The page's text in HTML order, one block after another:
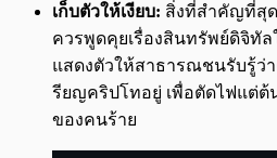
เก็บตัวให้เงียบ: สิ่งที่สำคัญที่สุ
ควรพูดคุยเรื่องสินทรัพย์ดิจิทั
แสดงตัวให้สาธารณชนรับรู้ว่
รียญคริปโทอยู่ เพื่อตัดไฟแต่ต้
ของคนร้าย